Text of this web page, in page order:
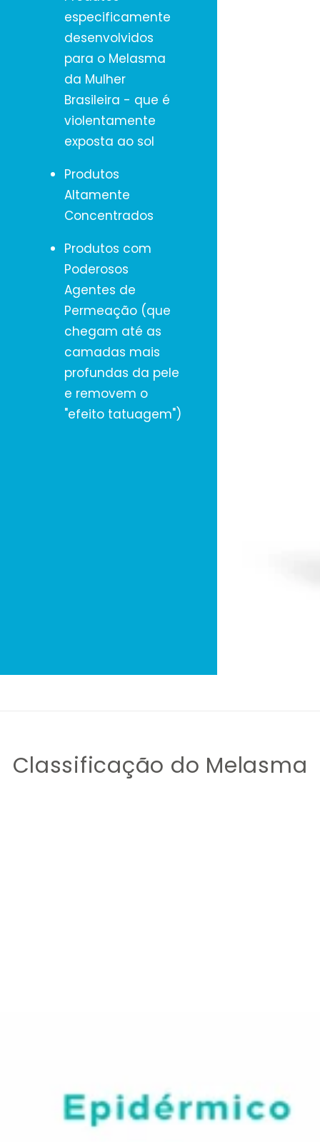
especificamente
desenvolvidos
para o Melasma
da Mulher
Brasileira - que é
violentamente
exposta ao sol
Produtos
Altamente
Concentrados
Produtos com
Poderosos
Agentes de
Permeação (que
chegam até as
camadas mais
profundas da pele
e removem o
"efeito tatuagem")
Classificação do Melasma